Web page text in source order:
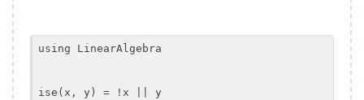
using LinearAlgebra
ise(x, y) = !x y